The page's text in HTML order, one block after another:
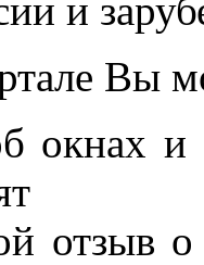
и
Вы
окнах и
отзыв